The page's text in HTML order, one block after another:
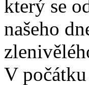
který se
našeho
V